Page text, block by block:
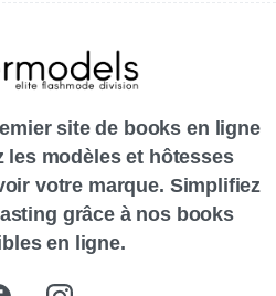
site de books en ligne
les modèles et hôtesses
votre marque. Simplifiez
grâce à nos books
en ligne.